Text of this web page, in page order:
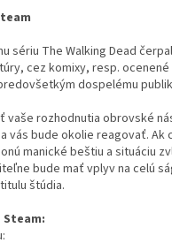
sériu The Walking Dead
cez komixy, resp.
dospelému
vaše rozhodnutia obrovské
vás bude okolie reagovať. Ak
manické beštiu a situáciu
bude mať vplyv na celú
štúdia.